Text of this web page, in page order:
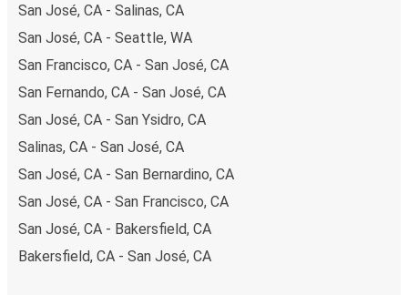
San José, CA - Salinas, CA
San José, CA - Seattle, WA
San Francisco, CA - San José, CA
San Fernando, CA - San José, CA
San José, CA - San Ysidro, CA
Salinas, CA - San José, CA
San José, CA - San Bernardino, CA
San José, CA - San Francisco, CA
San José, CA - Bakersfield, CA
Bakersfield, CA - San José, CA